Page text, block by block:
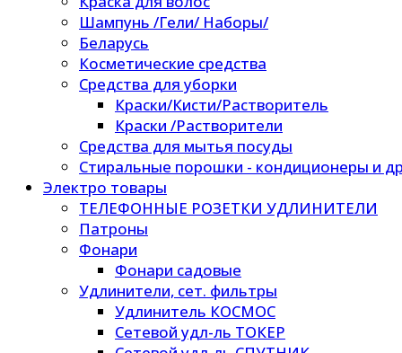
Шампунь /Гели/ Наборы/
Беларусь
Косметические средства
Средства для уборки
Краски/Кисти/Растворитель
Краски /Растворители
Средства для мытья посуды
Стиральные порошки - кондиционеры и
Электро товары
ТЕЛЕФОННЫЕ РОЗЕТКИ УДЛИНИТЕЛИ
Патроны
Фонари
Фонари садовые
Удлинители, сет. фильтры
Удлинитель КОСМОС
Сетевой удл-ль ТОКЕР